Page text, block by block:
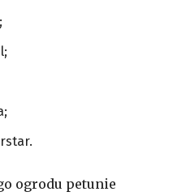
;
ogrodu petunie